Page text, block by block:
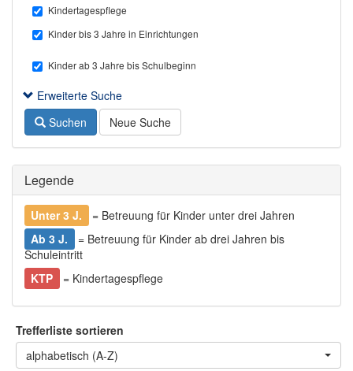
Kindertagespflege
Kinder bis 3 Jahre in Einrichtungen
Kinder ab 3 Jahre bis Schulbeginn
Erweiterte Suche
Suchen
Neue Suche
Legende
Unter 3 J.
= Betreuung für Kinder unter drei Jahren
Ab 3 J.
= Betreuung für Kinder ab drei Jahren bis
Schuleintritt
KTP
= Kindertagespflege
Trefferliste sortieren
alphabetisch (A-Z)